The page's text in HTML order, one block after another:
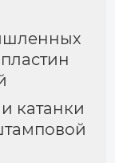
катанки